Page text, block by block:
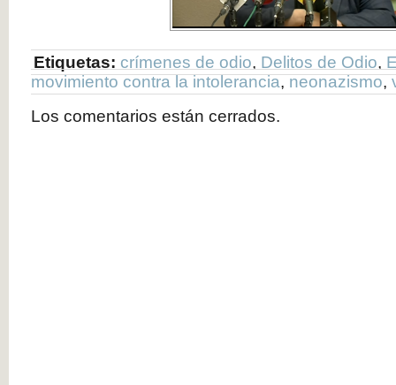
Etiquetas: crímenes de odio, Delitos de Odio,
movimiento contra la intolerancia, neonazismo,
Los comentarios están cerrados.